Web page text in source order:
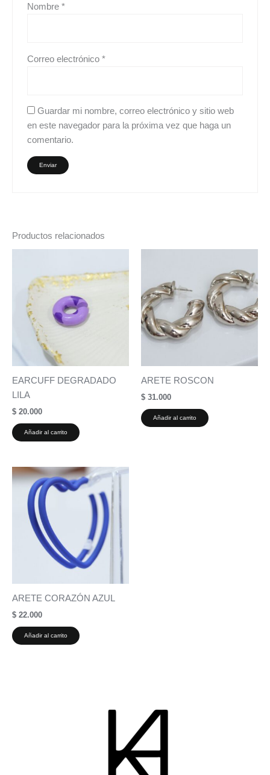
Nombre*
Correo electrónico*
Guardar mi nombre, correo electrónico y sitio web
en este navegador para la próxima vez que haga un
comentario.
Productos relacionados
EARCUFF DEGRADADO
LILA
$ 20.000
Añadir al carrito
ARETE ROSCON
$ 31.000
Añadir al carrito
ARETE CORAZÓN AZUL
$ 22.000
Añadir al carrito